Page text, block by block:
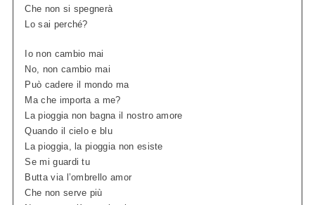
Che non si spegnerà
Lo sai perché?
Io non cambio mai
No, non cambio mai
Può cadere il mondo ma
Ma che importa a me?
La pioggia non bagna il nostro amore
Quando il cielo e blu
La pioggia, la pioggia non esiste
Se mi guardi tu
Butta via l’ombrello amor
Che non serve più